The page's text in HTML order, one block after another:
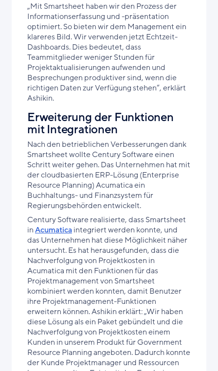
„Mit Smartsheet haben wir den Prozess der
Informationserfassung und -präsentation
optimiert. So bieten wir dem Management ein
klareres Bild. Wir verwenden jetzt Echtzeit-
Dashboards. Dies bedeutet, dass
Teammitglieder weniger Stunden für
Projektaktualisierungen aufwenden und
Besprechungen produktiver sind, wenn die
richtigen Daten zur Verfügung stehen“, erklärt
Ashikin.
Erweiterung der Funktionen
mit Integrationen
Nach den betrieblichen Verbesserungen dank
Smartsheet wollte Century Software einen
Schritt weiter gehen. Das Unternehmen hat mit
der cloudbasierten ERP-Lösung (Enterprise
Resource Planning) Acumatica ein
Buchhaltungs- und Finanzsystem für
Regierungsbehörden entwickelt.
Century Software realisierte, dass Smartsheet
inAcumaticaintegriert werden konnte, und
das Unternehmen hat diese Möglichkeit näher
untersucht. Es hat herausgefunden, dass die
Nachverfolgung von Projektkosten in
Acumatica mit den Funktionen für das
Projektmanagement von Smartsheet
kombiniert werden konnten, damit Benutzer
ihre Projektmanagement-Funktionen
erweitern können. Ashikin erklärt: „Wir haben
diese Lösung als ein Paket gebündelt und die
Nachverfolgung von Projektkosten einem
Kunden in unserem Produkt für Government
Resource Planning angeboten. Dadurch konnte
der Kunde Projektmanager und Ressourcen